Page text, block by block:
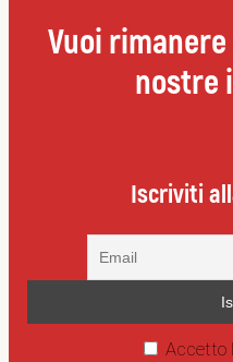
Vuoi
nostre
Iscriviti
Accetto